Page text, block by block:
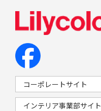
コーポレートサイト
インテリア事業部サイト